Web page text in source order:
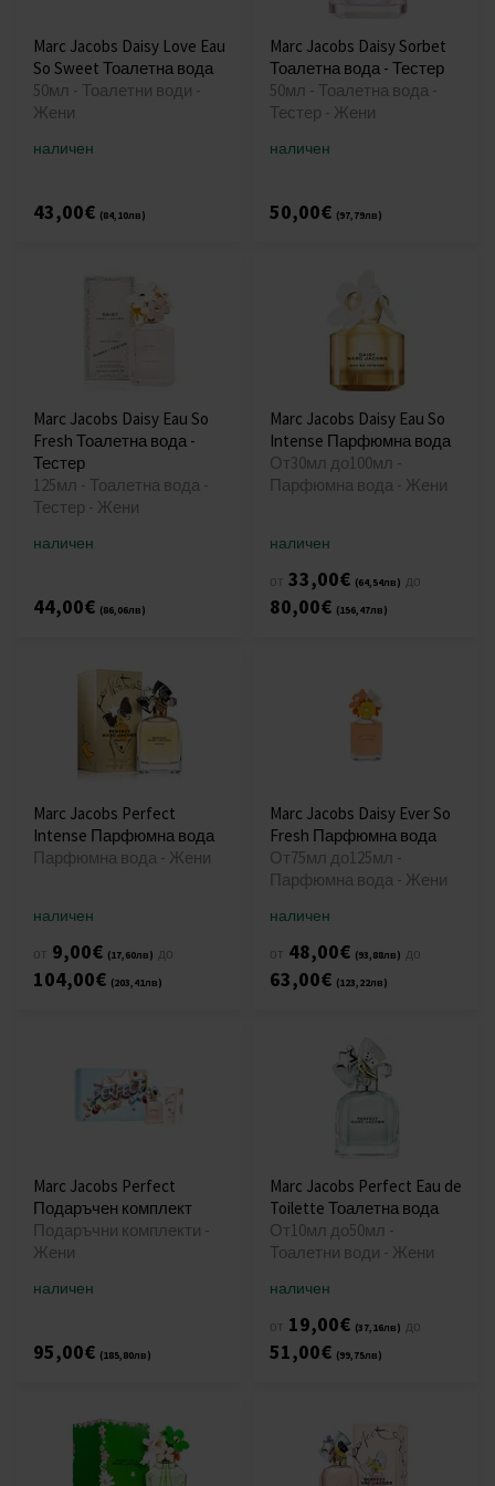
Marc Jacobs Daisy Love Eau
So Sweet Тоалетна вода
50мл - Тоалетни води -
Жени
наличен
43,00€ (84,10лв)
Marc Jacobs Daisy Sorbet
Тоалетна вода - Тестер
50мл - Тоалетна вода -
Тестер - Жени
наличен
50,00€ (97,79лв)
Marc Jacobs Daisy Eau So
Fresh Тоалетна вода -
Тестер
125мл - Тоалетна вода -
Тестер - Жени
наличен
44,00€ (86,06лв)
Marc Jacobs Daisy Eau So
Intense Парфюмна вода
От30мл до100мл -
Парфюмна вода - Жени
наличен
от 33,00€ (64,54лв) до
80,00€ (156,47лв)
Marc Jacobs Perfect
Intense Парфюмна вода
Парфюмна вода - Жени
наличен
от 9,00€ (17,60лв) до
104,00€ (203,41лв)
Marc Jacobs Daisy Ever So
Fresh Парфюмна вода
От75мл до125мл -
Парфюмна вода - Жени
наличен
от 48,00€ (93,88лв) до
63,00€ (123,22лв)
Marc Jacobs Perfect
Подаръчен комплект
Подаръчни комплекти -
Жени
наличен
95,00€ (185,80лв)
Marc Jacobs Perfect Eau de
Toilette Тоалетна вода
От10мл до50мл -
Тоалетни води - Жени
наличен
от 19,00€ (37,16лв) до
51,00€ (99,75лв)